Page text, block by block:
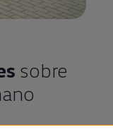
sobre